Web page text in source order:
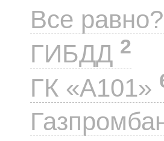
Все
ГИБДД 2
ГК «А101»